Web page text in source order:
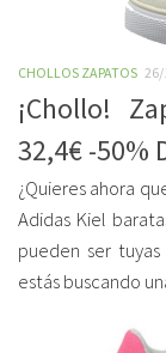
CHOLLOS ZAPATOS 26/
¡Chollo!
32,4€ -50%
¿Quieres ahora
Adidas Kiel
pueden ser
estás buscando